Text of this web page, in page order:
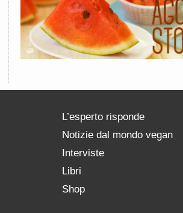
L’esperto risponde
Notizie dal mondo vegan
Interviste
Libri
Shop